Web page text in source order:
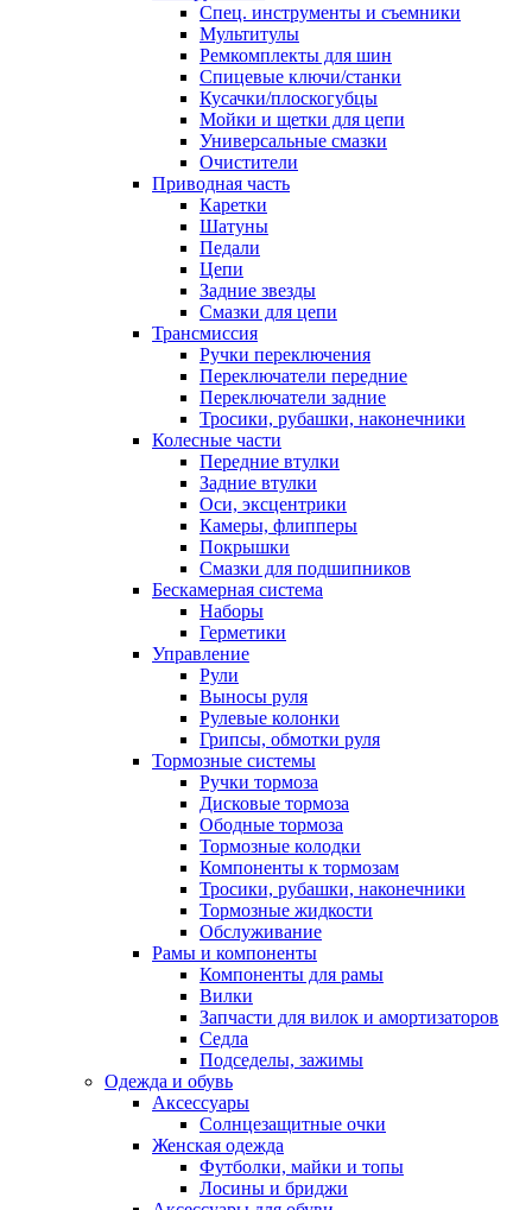
Спец. инструменты и съемники
Мультитулы
Ремкомплекты для шин
Спицевые ключи/станки
Кусачки/плоскогубцы
Мойки и щетки для цепи
Универсальные смазки
Очистители
Приводная часть
Каретки
Шатуны
Педали
Цепи
Задние звезды
Смазки для цепи
Трансмиссия
Ручки переключения
Переключатели передние
Переключатели задние
Тросики, рубашки, наконечники
Колесные части
Передние втулки
Задние втулки
Оси, эксцентрики
Камеры, флипперы
Покрышки
Смазки для подшипников
Бескамерная система
Наборы
Герметики
Управление
Рули
Выносы руля
Рулевые колонки
Грипсы, обмотки руля
Тормозные системы
Ручки тормоза
Дисковые тормоза
Ободные тормоза
Тормозные колодки
Компоненты к тормозам
Тросики, рубашки, наконечники
Тормозные жидкости
Обслуживание
Рамы и компоненты
Компоненты для рамы
Вилки
Запчасти для вилок и амортизаторов
Седла
Подседелы, зажимы
Одежда и обувь
Аксессуары
Солнцезащитные очки
Женская одежда
Футболки, майки и топы
Лосины и бриджи